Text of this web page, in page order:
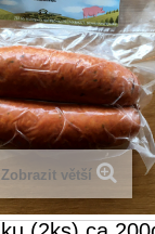
Zobrazit větší